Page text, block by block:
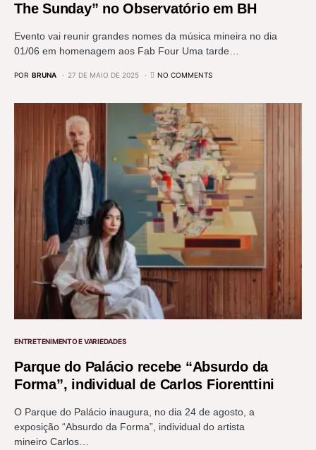
The Sunday” no Observatório em BH
Evento vai reunir grandes nomes da música mineira no dia
01/06 em homenagem aos Fab Four Uma tarde…
POR BRUNA 27 DE MAIO DE 2025 NO COMMENTS
ENTRETENIMENTO E VARIEDADES
Parque do Palácio recebe “Absurdo da
Forma”, individual de Carlos Fiorenttini
O Parque do Palácio inaugura, no dia 24 de agosto, a
exposição “Absurdo da Forma”, individual do artista
mineiro Carlos…